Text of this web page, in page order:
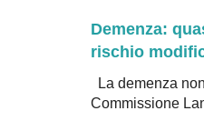
Demenza:
rischio
La demenza
Commissione